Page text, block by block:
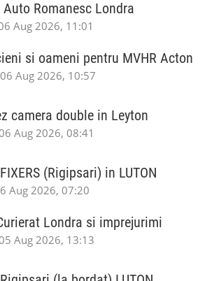
Auto Romanesc Londra
Aug 2026, 11:01
si oameni pentru MVHR Acton
Aug 2026, 10:57
camera double in Leyton
Aug 2026, 08:41
(Rigipsari) in LUTON
Aug 2026, 07:20
Londra si imprejurimi
Aug 2026, 13:13